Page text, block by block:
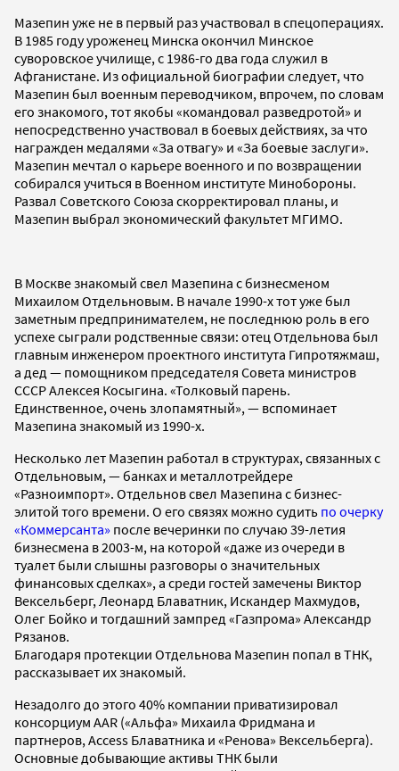
Мазепин уже не в первый раз участвовал в спец­операциях.
В 1985 году уроженец Минска окончил Минское
суворовское училище, с 1986-го два года служил в
Афганистане. Из официальной биографии следует, что
Мазепин был военным переводчиком, впрочем, по словам
его знакомого, тот якобы «командовал разведротой» и
непосредственно участвовал в боевых действиях, за что
награжден медалями «За отвагу» и «За боевые заслуги».
Мазепин мечтал о карьере военного и по возвращении
собирался учиться в Военном институте Минобороны.
Развал Советского Союза скорректировал планы, и
Мазепин выбрал экономический факультет МГИМО.
В Москве знакомый свел Мазепина с бизнесменом
Михаилом Отдельновым. В начале 1990-х тот уже был
заметным предпринимателем, не последнюю роль в его
успехе сыграли родственные связи: отец Отдельнова был
главным инженером проектного института Гипротяжмаш,
а дед — помощником председателя Совета министров
СССР Алексея Косыгина. «Толковый парень.
Единственное, очень злопамятный», — вспоминает
Мазепина знакомый из 1990-х.
Несколько лет Мазепин работал в структурах, связанных с
Отдельновым, — банках и металлотрейдере
«Разноимпорт». Отдельнов свел Мазепина с бизнес-
элитой того времени. О его связях можно судить по очерку
«Коммерсанта» после вечеринки по случаю 39-летия
бизнесмена в 2003-м, на которой «даже из очереди в
туалет были слышны разговоры о значительных
финансовых сделках», а среди гостей замечены Виктор
Вексельберг, Леонард Блаватник, Искандер Махмудов,
Олег Бойко и тогдашний зампред «Газпрома» Александр
Рязанов.
Благодаря протекции Отдельнова Мазепин попал в ТНК,
рассказывает их знакомый.
Незадолго до этого 40% компании приватизировал
консорциум AAR («Альфа» Михаила Фридмана и
партнеров, Access Блаватника и «Ренова» Вексельберга).
Основные добывающие активы ТНК были